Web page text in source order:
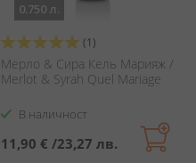
0.750 л.
Оценка:
100%
(1)
Мерло & Сира Кель Марияж /
Merlot & Syrah Quel Mariage
В наличност
11,90 € /23,27 лв.